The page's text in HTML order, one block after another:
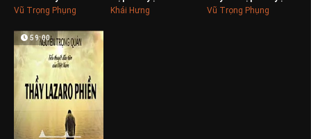
Vũ Trọng Phụng Khái Hưng Vũ Trọng Phụng
59:00